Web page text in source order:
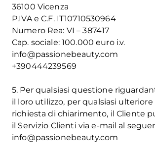
36100 Vicenza
P.IVA e C.F. IT10710530964
Numero Rea: VI – 387417
Cap. sociale: 100.000 euro i.v.
info@passionebeauty.com
+390444239569
5. Per qualsiasi questione
il loro utilizzo, per qualsiasi
richiesta di chiarimento, il Cliente
il Servizio Clienti via e-mail al
info@passionebeauty.com